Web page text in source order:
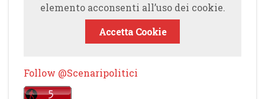
elemento acconsenti all’uso dei cookie.
Accetta Cookie
Follow @Scenaripolitici